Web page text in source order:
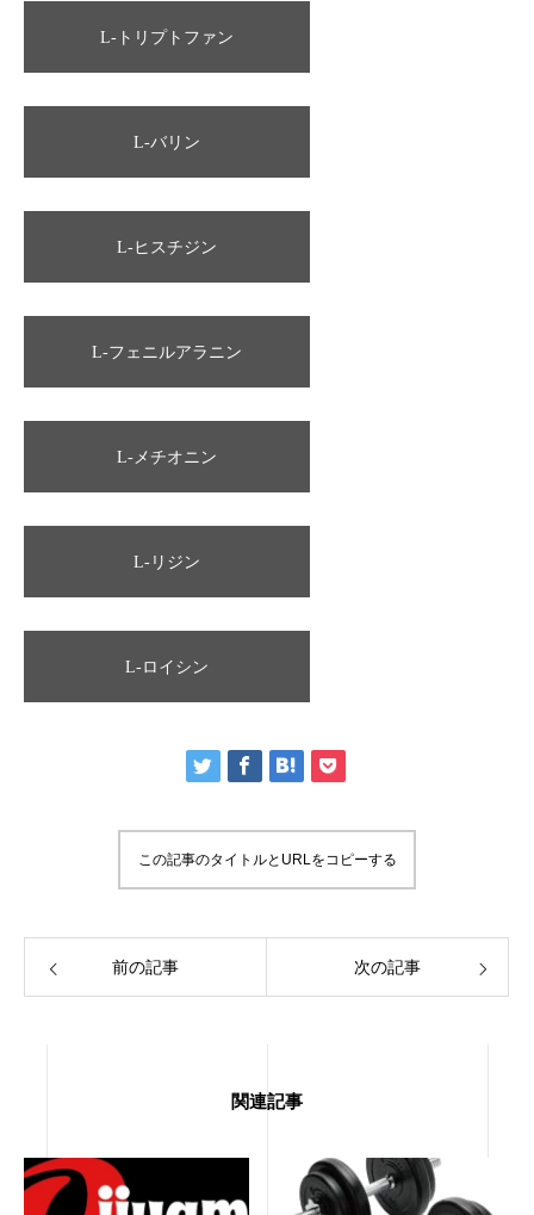
L-トリプトファン
L-バリン
L-ヒスチジン
L-フェニルアラニン
L-メチオニン
L-リジン
L-ロイシン
この記事のタイトルとURLをコピーする
前の記事 次の記事
関連記事